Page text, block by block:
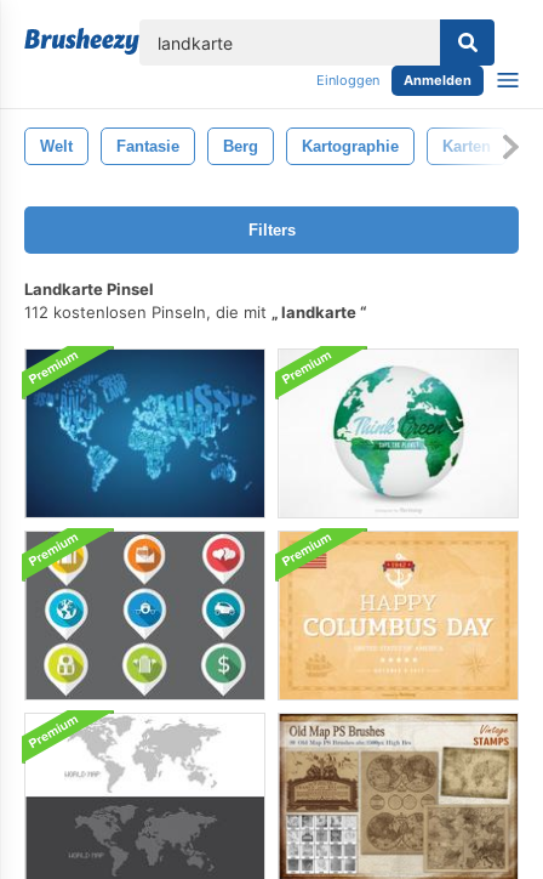
Einloggen Anmelden
Welt Fantasie Berg Kartographie Karten
Filters
Landkarte Pinsel
112 kostenlosen Pinseln, die mit
landkarte